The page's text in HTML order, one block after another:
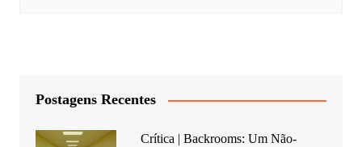
Postagens Recentes
Crítica | Backrooms: Um Não-